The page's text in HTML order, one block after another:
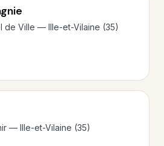
de Ville — Ille-et-Vilaine (35)
— Ille-et-Vilaine (35)